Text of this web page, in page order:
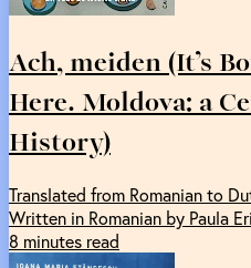
Ach, meiden (It’s
Here. Moldova: a
History)
Translated from Romanian to
Written in Romanian by Paula
8 minutes read